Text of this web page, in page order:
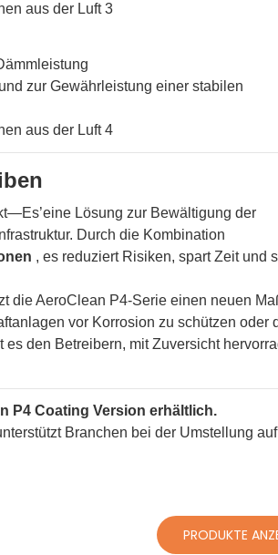
zur Gewährleistung einer stabilen
Lösung zur Bewältigung der
Durch die Kombination
, es reduziert Risiken, spart Zeit und
die AeroClean P4-Serie einen neuen
vor Korrosion zu schützen oder
den Betreibern, mit Zuversicht
P4 Coating Version erhältlich.
Branchen bei der Umstellung auf
PRODUKTE